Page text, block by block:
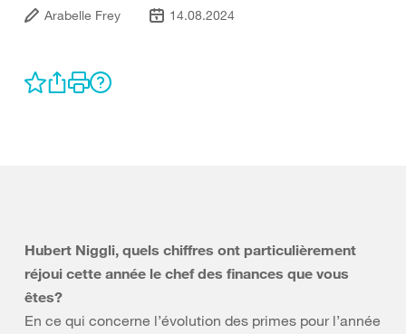
Arabelle Frey 14.08.2024
Hubert Niggli, quels chiffres ont particulièrement
réjoui cette année le chef des finances que vous
êtes?
En ce qui concerne l’évolution des primes pour l’année